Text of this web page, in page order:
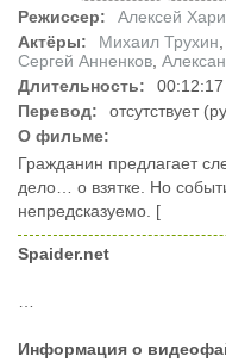
Режиссер:
Алексей
Актёры:
Михаил Трухин
Сергей Анненков
Длительность:
00:12:17
Перевод:
отсутствует
О фильме:
Гражданин предлагает
дело… о взятке. Но
непредсказуемо. [
Spaider.net
Информация о